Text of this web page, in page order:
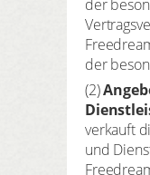
der
der
(2)
verkauft
und